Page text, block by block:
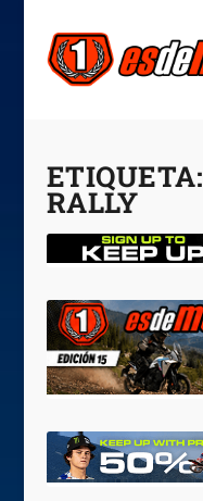
ETIQUETA:
RALLY